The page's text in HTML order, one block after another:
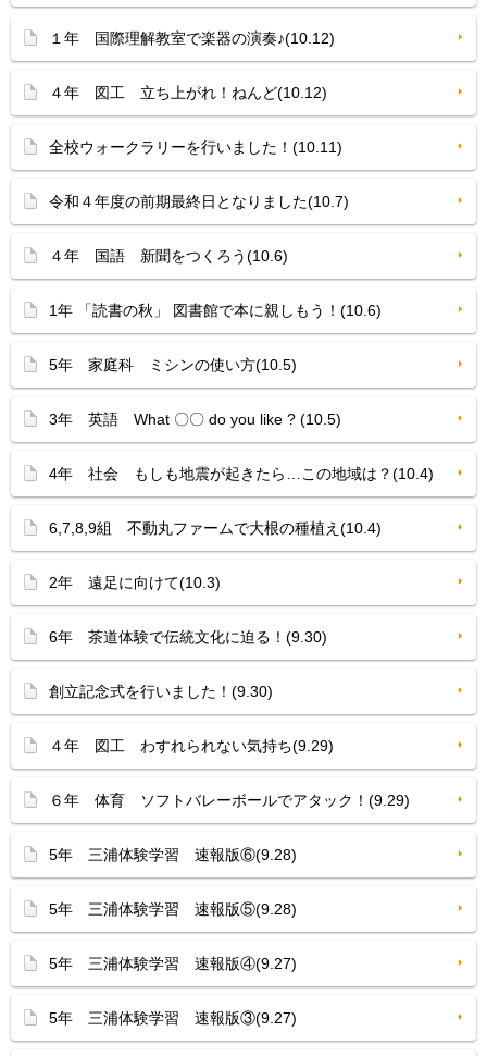
１年 国際理解教室で楽器の演奏♪(10.12)
４年 図工 立ち上がれ！ねんど(10.12)
全校ウォークラリーを行いました！(10.11)
令和４年度の前期最終日となりました(10.7)
４年 国語 新聞をつくろう(10.6)
1年 「読書の秋」 図書館で本に親しもう！(10.6)
5年 家庭科 ミシンの使い方(10.5)
3年 英語 What 〇〇 do you like ? (10.5)
4年 社会 もしも地震が起きたら…この地域は？(10.4)
6,7,8,9組 不動丸ファームで大根の種植え(10.4)
2年 遠足に向けて(10.3)
6年 茶道体験で伝統文化に迫る！(9.30)
創立記念式を行いました！(9.30)
４年 図工 わすれられない気持ち(9.29)
６年 体育 ソフトバレーボールでアタック！(9.29)
5年 三浦体験学習 速報版⑥(9.28)
5年 三浦体験学習 速報版⑤(9.28)
5年 三浦体験学習 速報版④(9.27)
5年 三浦体験学習 速報版③(9.27)